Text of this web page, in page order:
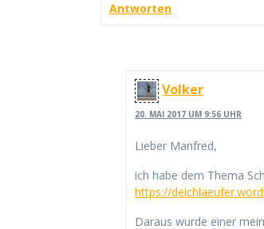
Antworten
Volker
20. MAI 2017 UM 9:56 UHR
Lieber Manfred,
ich habe dem Thema
https://
Daraus wurde einer